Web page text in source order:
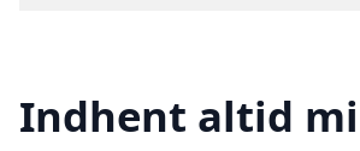
Indhent altid